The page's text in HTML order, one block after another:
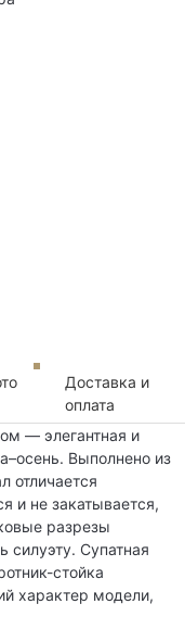
Доставка и
оплата
— элегантная и
Выполнено из
отличается
и не закатывается,
разрезы
силуэту. Супатная
стойка
характер модели,